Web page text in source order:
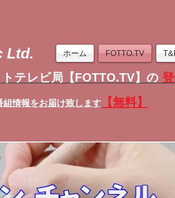
Ltd. ホーム FOTTO.TV
テレビ局【FOTTO.TV】の
組情報をお届け致します 【無料】